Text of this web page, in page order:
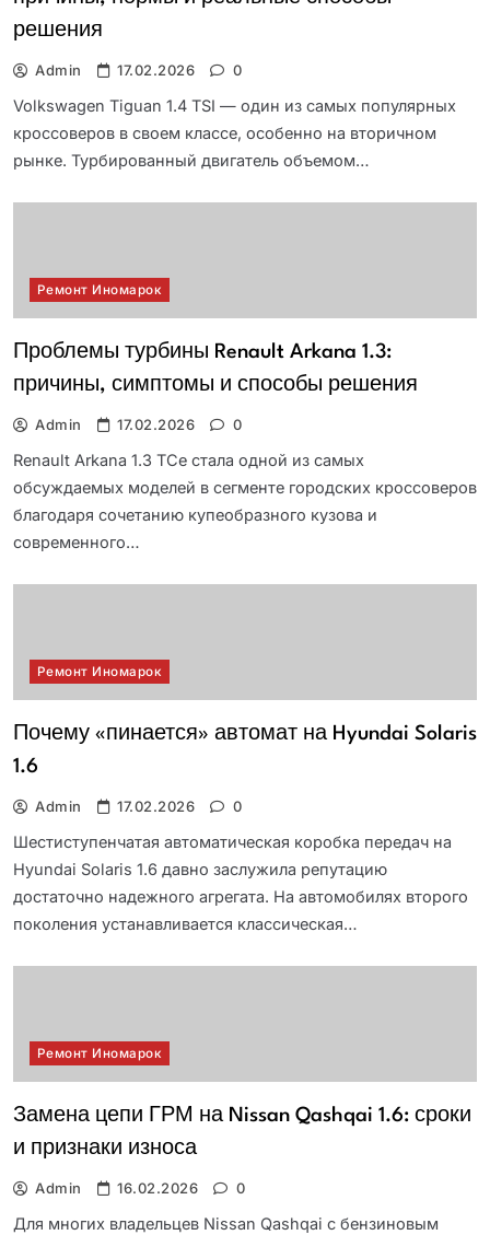
решения
Admin 17.02.2026 0
Volkswagen Tiguan 1.4 TSI — один из самых популярных
кроссоверов в своем классе, особенно на вторичном
рынке. Турбированный двигатель объемом…
Ремонт Иномарок
Проблемы турбины Renault Arkana 1.3:
причины, симптомы и способы решения
Admin 17.02.2026 0
Renault Arkana 1.3 TCe стала одной из самых
обсуждаемых моделей в сегменте городских кроссоверов
благодаря сочетанию купеобразного кузова и
современного…
Ремонт Иномарок
Почему «пинается» автомат на Hyundai Solaris
1.6
Admin 17.02.2026 0
Шестиступенчатая автоматическая коробка передач на
Hyundai Solaris 1.6 давно заслужила репутацию
достаточно надежного агрегата. На автомобилях второго
поколения устанавливается классическая…
Ремонт Иномарок
Замена цепи ГРМ на Nissan Qashqai 1.6: сроки
и признаки износа
Admin 16.02.2026 0
Для многих владельцев Nissan Qashqai с бензиновым